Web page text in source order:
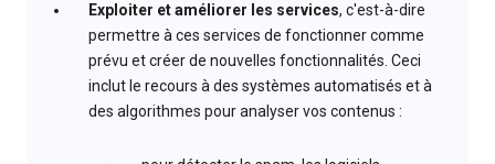
Exploiter et améliorer les services, c'est-à-dire
permettre à ces services de fonctionner comme
prévu et créer de nouvelles fonctionnalités. Ceci
inclut le recours à des systèmes automatisés et à
des algorithmes pour analyser vos contenus :